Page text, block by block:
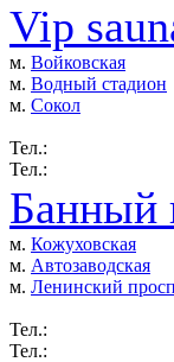
Vip
м. Войковская
м. Водный стадион
м. Сокол
Тел.:
Тел.:
Банный
м. Кожуховская
м. Автозаводская
м. Ленинский
Тел.:
Тел.: